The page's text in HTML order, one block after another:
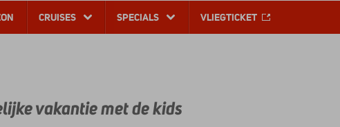
CRUISES SPECIALS VLIEGTICKET
vakantie met de kids